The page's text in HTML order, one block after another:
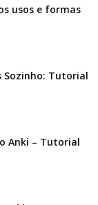
usos e formas
Sozinho: Tutorial
Anki – Tutorial